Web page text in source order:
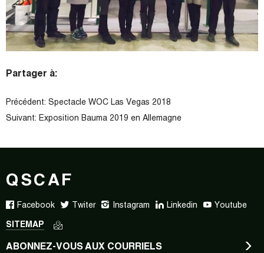
Partager à:
Précédent: Spectacle WOC Las Vegas 2018
Suivant: Exposition Bauma 2019 en Allemagne
QSCAF
Facebook Twiter Instagram Linkedin Youtube
SITEMAP
ABONNEZ-VOUS AUX COURRIELS